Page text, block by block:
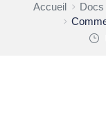
Accueil Docs